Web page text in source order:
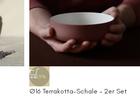
-19%
Ø16 Terrakotta-Schale – 2er Set